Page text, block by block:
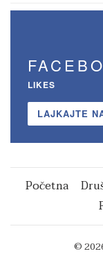
LIKES
LAJKAJTE
Početna
©